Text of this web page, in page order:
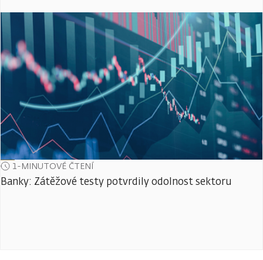
1-MINUTOVÉ ČTENÍ
Banky: Zátěžové testy potvrdily odolnost sektoru